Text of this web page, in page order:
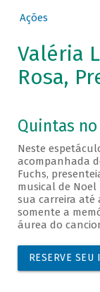
Ações
Valéria
Rosa,
Quintas no
Neste
acompanhada
Fuchs,
musical de Noel
sua carreira até
somente a
áurea do
RESERVE SEU